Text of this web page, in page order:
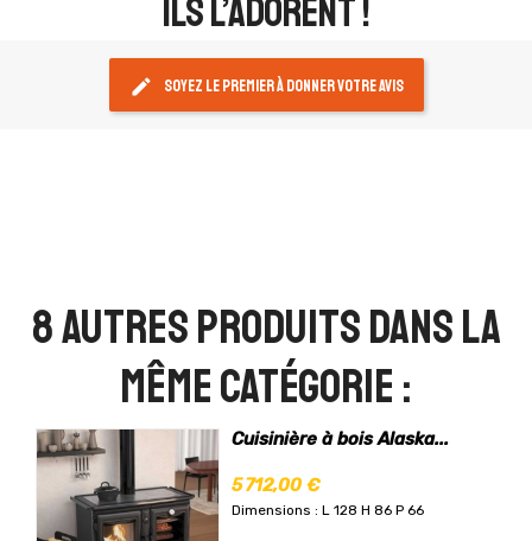
ils l’adorent !
edit Soyez le premier à donner votre avis
8 autres produits dans la
même catégorie :
Cuisinière à bois Alaska...
5 712,00 €
Dimensions : L 128 H 86 P 66